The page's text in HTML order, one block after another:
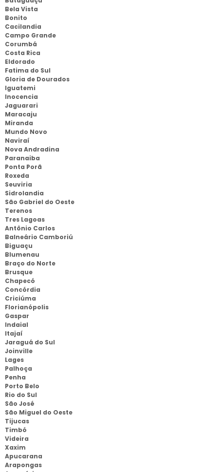
Bela Vista
Bonito
Cacilandia
Campo Grande
Corumbá
Costa Rica
Eldorado
Fatima do Sul
Gloria de Dourados
Iguatemi
Inocencia
Jaguarari
Maracaju
Miranda
Mundo Novo
Naviraí
Nova Andradina
Paranaiba
Ponta Porã
Roxeda
Seuviria
Sidrolandia
São Gabriel do Oeste
Terenos
Tres Lagoas
Antônio Carlos
Balneário Camboriú
Biguaçu
Blumenau
Braço do Norte
Brusque
Chapecó
Concórdia
Criciúma
Florianópolis
Gaspar
Indaial
Itajaí
Jaraguá do Sul
Joinville
Lages
Palhoça
Penha
Porto Belo
Rio do Sul
São José
São Miguel do Oeste
Tijucas
Timbó
Videira
Xaxim
Apucarana
Arapongas